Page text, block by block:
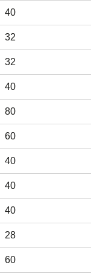
40
32
32
40
80
60
40
40
40
28
60